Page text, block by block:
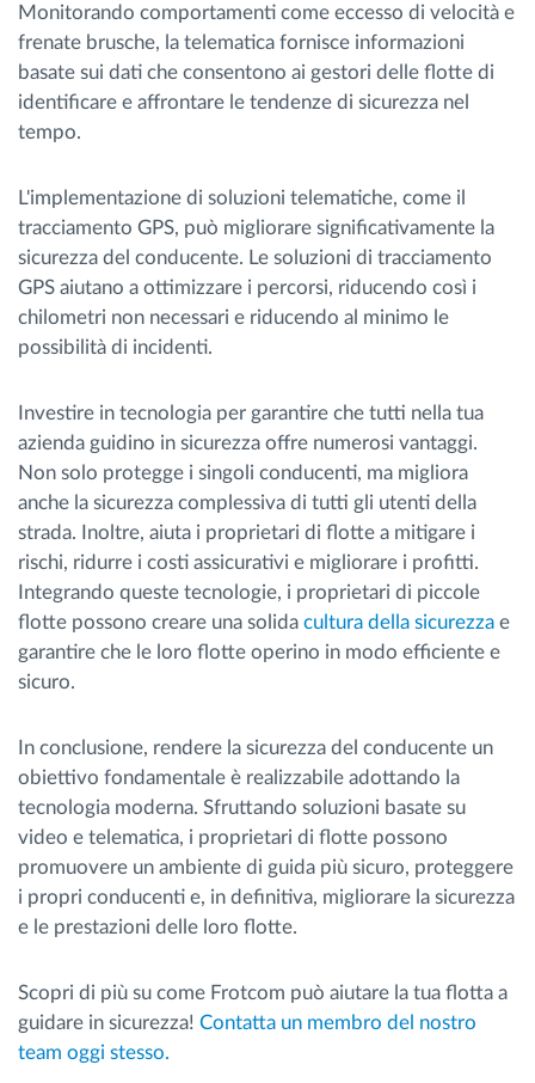
Monitorando comportamenti come eccesso di velocità e
frenate brusche, la telematica fornisce informazioni
basate sui dati che consentono ai gestori delle flotte di
identificare e affrontare le tendenze di sicurezza nel
tempo.
L'implementazione di soluzioni telematiche, come il
tracciamento GPS, può migliorare significativamente la
sicurezza del conducente. Le soluzioni di tracciamento
GPS aiutano a ottimizzare i percorsi, riducendo così i
chilometri non necessari e riducendo al minimo le
possibilità di incidenti.
Investire in tecnologia per garantire che tutti nella tua
azienda guidino in sicurezza offre numerosi vantaggi.
Non solo protegge i singoli conducenti, ma migliora
anche la sicurezza complessiva di tutti gli utenti della
strada. Inoltre, aiuta i proprietari di flotte a mitigare i
rischi, ridurre i costi assicurativi e migliorare i profitti.
Integrando queste tecnologie, i proprietari di piccole
flotte possono creare una solida cultura della sicurezza e
garantire che le loro flotte operino in modo efficiente e
sicuro.
In conclusione, rendere la sicurezza del conducente un
obiettivo fondamentale è realizzabile adottando la
tecnologia moderna. Sfruttando soluzioni basate su
video e telematica, i proprietari di flotte possono
promuovere un ambiente di guida più sicuro, proteggere
i propri conducenti e, in definitiva, migliorare la sicurezza
e le prestazioni delle loro flotte.
Scopri di più su come Frotcom può aiutare la tua flotta a
guidare in sicurezza! Contatta un membro del nostro
team oggi stesso.